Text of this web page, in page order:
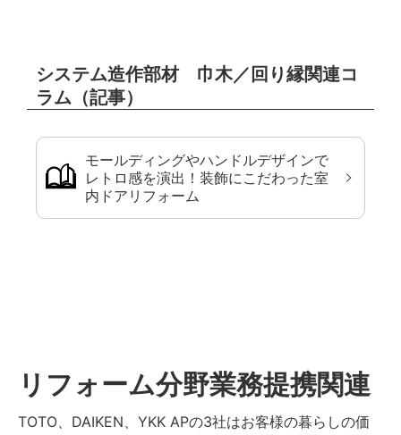
システム造作部材 巾木／回り縁関連コ
ラム（記事）
モールディングやハンドルデザインで
レトロ感を演出！装飾にこだわった室
内ドアリフォーム
リフォーム分野業務提携関連
TOTO、DAIKEN、YKK APの3社はお客様の暮らしの価